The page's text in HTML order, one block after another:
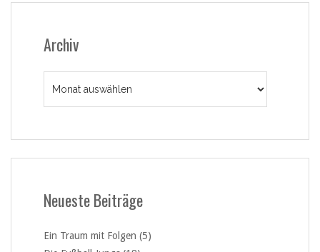
Archiv
Neueste Beiträge
Ein Traum mit Folgen (5)